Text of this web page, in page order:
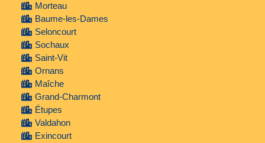
Morteau
Baume-les-Dames
Seloncourt
Sochaux
Saint-Vit
Ornans
Maîche
Grand-Charmont
Étupes
Valdahon
Exincourt